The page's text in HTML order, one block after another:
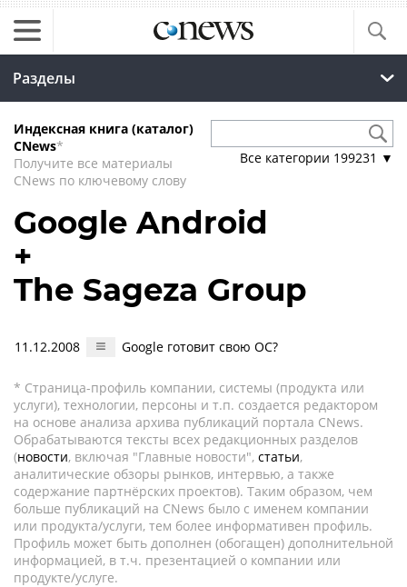
Разделы
Индексная книга (каталог)
CNews*
Получите все материалы
CNews по ключевому слову
Все категории 199231 ▼
Google Android
+
The Sageza Group
11.12.2008 Google готовит свою ОС?
* Страница-профиль компании, системы (продукта или
услуги), технологии, персоны и т.п. создается редактором
на основе анализа архива публикаций портала CNews.
Обрабатываются тексты всех редакционных разделов
(новости, включая "Главные новости", статьи,
аналитические обзоры рынков, интервью, а также
содержание партнёрских проектов). Таким образом, чем
больше публикаций на CNews было с именем компании
или продукта/услуги, тем более информативен профиль.
Профиль может быть дополнен (обогащен) дополнительной
информацией, в т.ч. презентацией о компании или
продукте/услуге.